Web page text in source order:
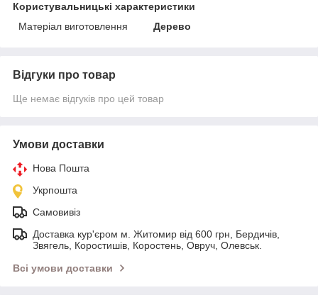
Користувальницькі характеристики
Матеріал виготовлення
Дерево
Відгуки про товар
Ще немає відгуків про цей товар
Умови доставки
Нова Пошта
Укрпошта
Самовивіз
Доставка кур'єром м. Житомир від 600 грн, Бердичів,
Звягель, Коростишів, Коростень, Овруч, Олевськ.
Всі умови доставки